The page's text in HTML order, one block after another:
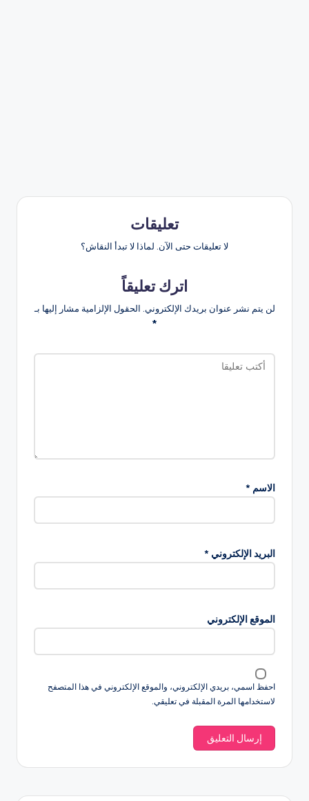
تعليقات
لا تعليقات حتى الآن. لماذا لا تبدأ النقاش؟
اترك تعليقاً
لن يتم نشر عنوان بريدك الإلكتروني. الحقول الإلزامية مشار إليها بـ
*
الاسم *
البريد الإلكتروني *
الموقع الإلكتروني
احفظ اسمي، بريدي الإلكتروني، والموقع الإلكتروني في هذا المتصفح
لاستخدامها المرة المقبلة في تعليقي.